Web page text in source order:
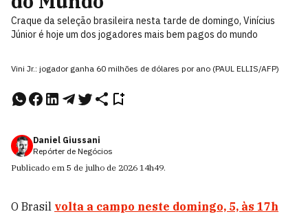
Craque da seleção brasileira nesta tarde de domingo, Vinícius
Júnior é hoje um dos jogadores mais bem pagos do mundo
Vini Jr.: jogador ganha 60 milhões de dólares por ano (PAUL ELLIS/AFP)
Daniel Giussani
Repórter de Negócios
Publicado em 5 de julho de 2026 14h49.
O Brasil volta a campo neste domingo, 5, às 17h